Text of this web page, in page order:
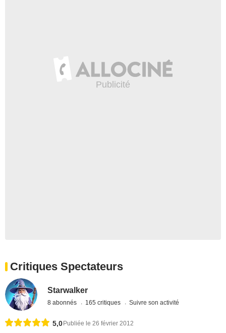
Critiques Spectateurs
Starwalker
8 abonnés 165 critiques Suivre son activité
5,0 Publiée le 26 février 2012